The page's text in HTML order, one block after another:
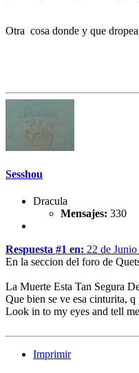
Otra cosa donde y que
Sesshou
Dracula
Mensajes: 330
Respuesta #1 en: 22 de
En la seccion del foro de
La Muerte Esta Tan Segura
Que bien se ve esa cinturita,
Look in to my eyes and tell
Imprimir